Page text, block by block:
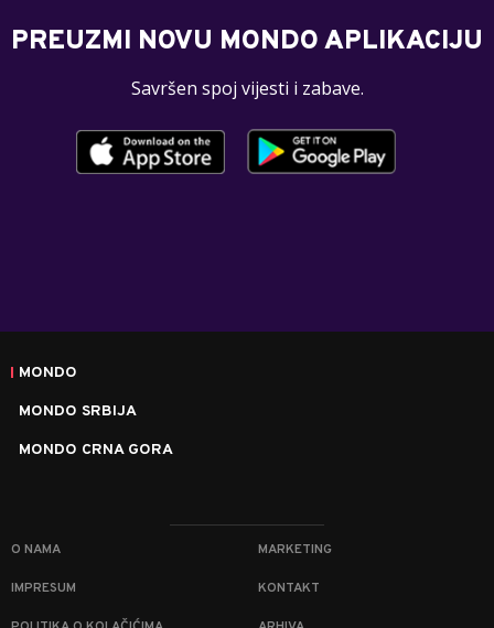
PREUZMI NOVU MONDO APLIKACIJU
Savršen spoj vijesti i zabave.
MONDO
MONDO SRBIJA
MONDO CRNA GORA
O NAMA MARKETING
IMPRESUM KONTAKT